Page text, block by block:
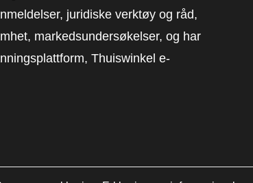
juridiske verktøy og råd,
markedsundersøkelser, og har
Thuiswinkel e-